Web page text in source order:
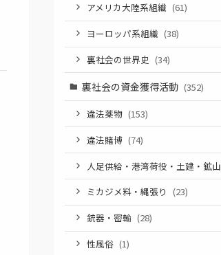
アメリカ大陸系組織 (61)
ヨーロッパ系組織 (38)
裏社会の世界史 (34)
裏社会の資金獲得活動 (352)
違法薬物 (153)
違法賭博 (74)
人足供給・港湾荷役・土建・鉱山
ミカジメ料・縄張り
(23)
銃器・密輸 (28)
性風俗 (1)